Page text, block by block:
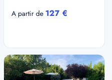
A partir de 127 €